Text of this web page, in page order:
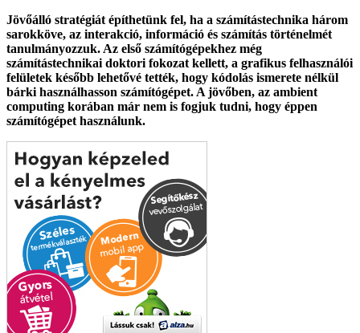
Jövőálló stratégiát építhetünk fel, ha a számítástechnika három
sarokköve, az interakció, információ és számítás történelmét
tanulmányozzuk. Az első számítógépekhez még
számítástechnikai doktori fokozat kellett, a grafikus felhasználói
felületek később lehetővé tették, hogy kódolás ismerete nélkül
bárki használhasson számítógépet. A jövőben, az ambient
computing korában már nem is fogjuk tudni, hogy éppen
számítógépet használunk.